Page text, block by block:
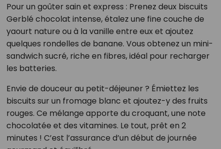
Pour un goûter sain et express : Prenez deux biscuits
Gerblé chocolat intense, étalez une fine couche de
yaourt nature ou à la vanille entre eux et ajoutez
quelques rondelles de banane. Vous obtenez un mini-
sandwich sucré, riche en fibres, idéal pour recharger
les batteries.
Envie de douceur au petit-déjeuner ? Émiettez les
biscuits sur un fromage blanc et ajoutez-y des fruits
rouges. Ce mélange apporte du croquant, une note
chocolatée et des vitamines. Le tout, prêt en 2
minutes ! C’est l’assurance d’un début de journée